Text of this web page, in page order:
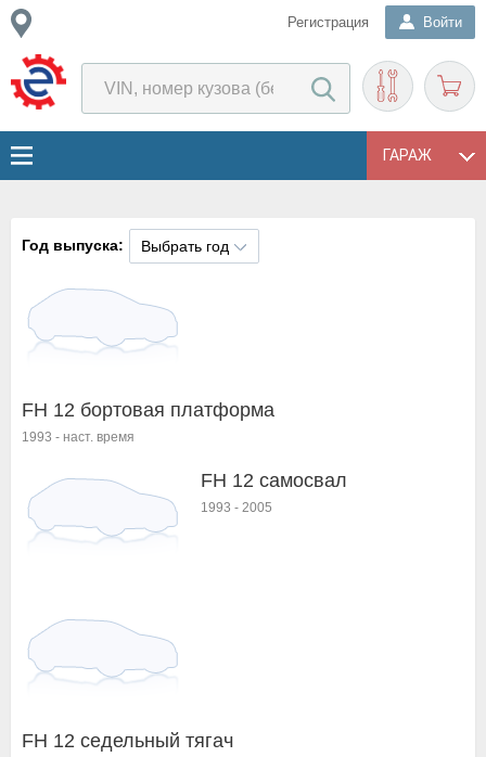
Регистрация Войти
ГАРАЖ
Год выпуска: Выбрать год
FH 12 бортовая платформа
1993 - наст. время
FH 12 самосвал
1993 - 2005
FH 12 седельный тягач